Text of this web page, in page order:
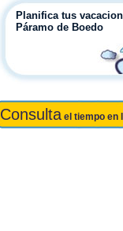
Planifica tus
Páramo de Boedo
Consulta el tiempo en